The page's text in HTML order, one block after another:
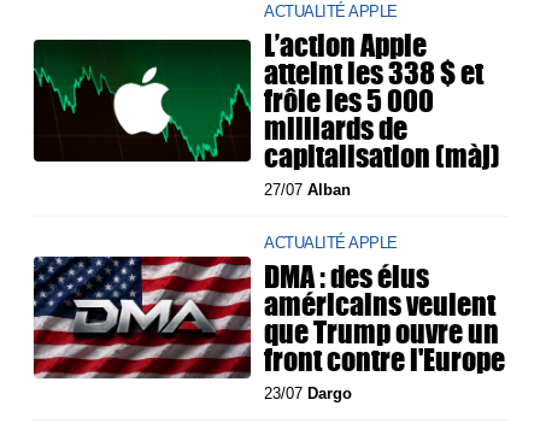
ACTUALITÉ APPLE
L’action Apple
atteint les 338 $ et
frôle les 5 000
milliards de
capitalisation (màj)
27/07Alban
ACTUALITÉ APPLE
DMA : des élus
américains veulent
que Trump ouvre un
front contre l'Europe
23/07 Dargo